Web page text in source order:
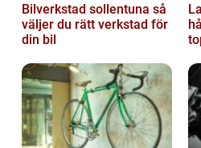
Bilverkstad sollentuna så
väljer du rätt verkstad för
din bil